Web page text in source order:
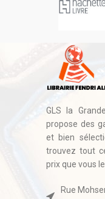
GLS la
propose des
et bien
trouvez tout
prix que vous
Rue